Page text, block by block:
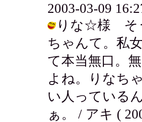
2003-03-09
りな☆様 そ
ちゃんて。私
て本当無口。
よね。りなち
い人っている
ぁ。 / アキ (